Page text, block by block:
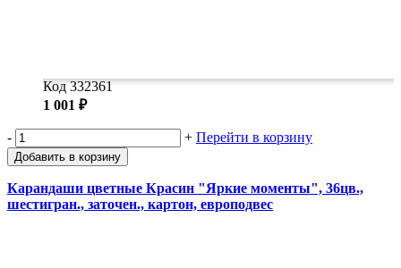
Код 332361
1 001 ₽
- + Перейти в корзину
Добавить в корзину
Карандаши цветные Красин "Яркие моменты", 36цв.,
шестигран., заточен., картон, европодвес